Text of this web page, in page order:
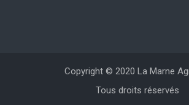
Copyright © 2020 La Marne
Tous droits réservés